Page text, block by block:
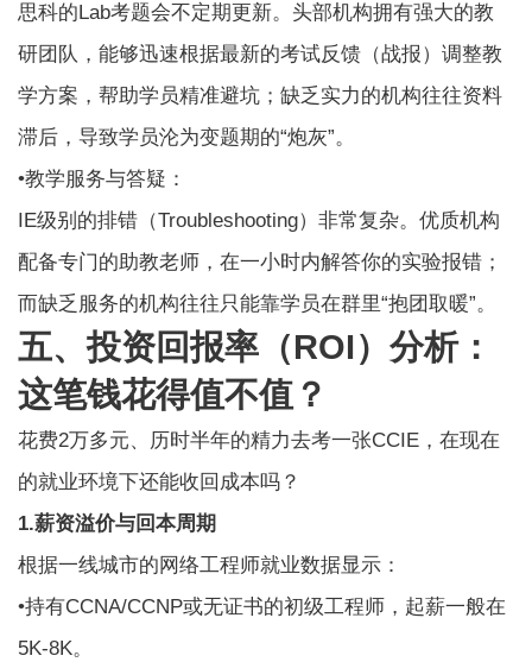
思科的Lab考题会不定期更新。头部机构拥有强大的教
研团队，能够迅速根据最新的考试反馈（战报）调整教
学方案，帮助学员精准避坑；缺乏实力的机构往往资料
滞后，导致学员沦为变题期的“炮灰”。
•教学服务与答疑：
IE级别的排错（Troubleshooting）非常复杂。优质机构
配备专门的助教老师，在一小时内解答你的实验报错；
而缺乏服务的机构往往只能靠学员在群里“抱团取暖”。
五、投资回报率（ROI）分析：
这笔钱花得值不值？
花费2万多元、历时半年的精力去考一张CCIE，在现在
的就业环境下还能收回成本吗？
1.薪资溢价与回本周期
根据一线城市的网络工程师就业数据显示：
•持有CCNA/CCNP或无证书的初级工程师，起薪一般在
5K-8K。